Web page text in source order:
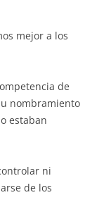
mejor a los
de
nombramiento
estaban
ni
de los